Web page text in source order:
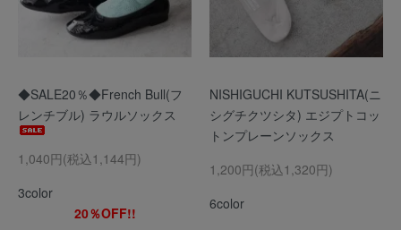
◆SALE20％◆French Bull(フ
レンチブル) ラウルソックス
1,040円(税込1,144円)
3color
20％OFF!!
NISHIGUCHI KUTSUSHITA(ニ
シグチクツシタ) エジプトコッ
トンプレーンソックス
1,200円(税込1,320円)
6color